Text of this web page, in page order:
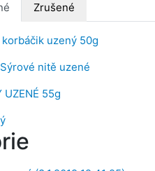
Zrušené
uzený 50g
nitě uzené
UZENÉ 55g